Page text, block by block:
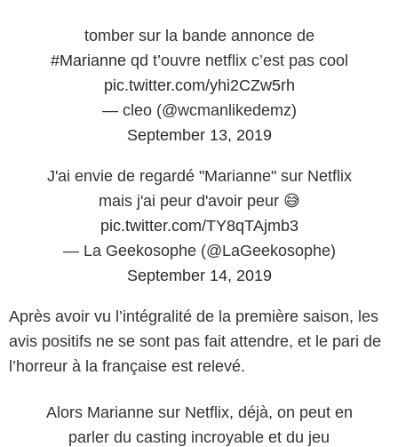
tomber sur la bande annonce de
#Marianneqd t’ouvre netflix c’est pas cool
pic.twitter.com/yhi2CZw5rh
— cleo (@wcmanlikedemz)
September 13, 2019
J'ai envie de regardé "Marianne" sur Netflix
mais j'ai peur d'avoir peur 😅
pic.twitter.com/TY8qTAjmb3
— La Geekosophe (@LaGeekosophe)
September 14, 2019
Après avoir vu l’intégralité de la première saison, les
avis positifs ne se sont pas fait attendre, et le pari de
l’horreur à la française est relevé.
Alors Marianne sur Netflix, déjà, on peut en
parler du casting incroyable et du jeu